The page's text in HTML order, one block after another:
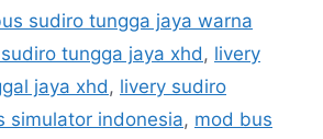
sudiro tungga jaya warna
tungga jaya xhd , livery
jaya xhd, livery sudiro
simulator indonesia, mod bus